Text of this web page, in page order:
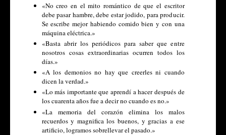
«No creo en el mito romántico de que el escritor
debe pasar hambre, debe estar jodido, para producir.
Se escribe mejor habiendo comido bien y con una
máquina eléctrica.»
«Basta abrir los periódicos para saber que entre
nosotros cosas extraordinarias ocurren todos los
días.»
«A los demonios no hay que creerles ni cuando
dicen la verdad.»
«Lo más importante que aprendí a hacer después de
los cuarenta años fue a decir no cuando es no.»
«La memoria del corazón elimina los malos
recuerdos y magnifica los buenos, y gracias a ese
artificio, logramos sobrellevar el pasado.»